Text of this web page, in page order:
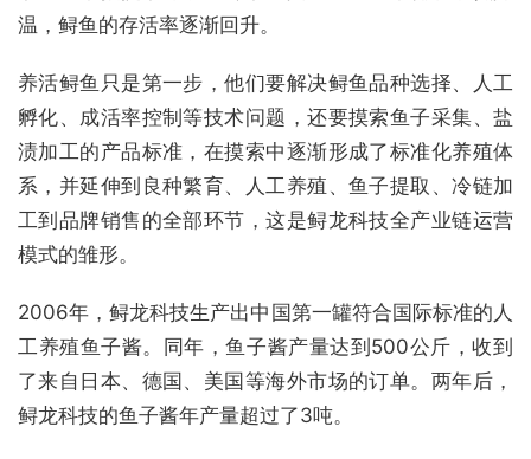
温，鲟鱼的存活率逐渐回升。
养活鲟鱼只是第一步，他们要解决鲟鱼品种选择、人工
孵化、成活率控制等技术问题，还要摸索鱼子采集、盐
渍加工的产品标准，在摸索中逐渐形成了标准化养殖体
系，并延伸到良种繁育、人工养殖、鱼子提取、冷链加
工到品牌销售的全部环节，这是鲟龙科技全产业链运营
模式的雏形。
2006年，鲟龙科技生产出中国第一罐符合国际标准的人
工养殖鱼子酱。同年，鱼子酱产量达到500公斤，收到
了来自日本、德国、美国等海外市场的订单。两年后，
鲟龙科技的鱼子酱年产量超过了3吨。